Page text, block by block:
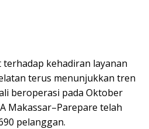
kehadiran layanan
terus menunjukkan tren
beroperasi pada Oktober
Makassar–Parepare telah
pelanggan.